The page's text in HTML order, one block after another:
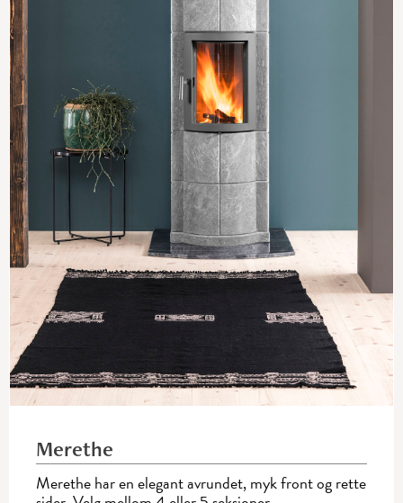
Merethe
Merethe har en elegant avrundet, myk front og rette